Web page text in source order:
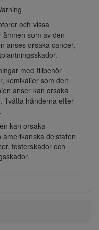
och vissa
som av den
anses orsaka cancer,
med tillbehör
kemikalier som den
anser kan orsaka
Tvätta händerna efter
kan orsaka
delstaten
fosterskador och